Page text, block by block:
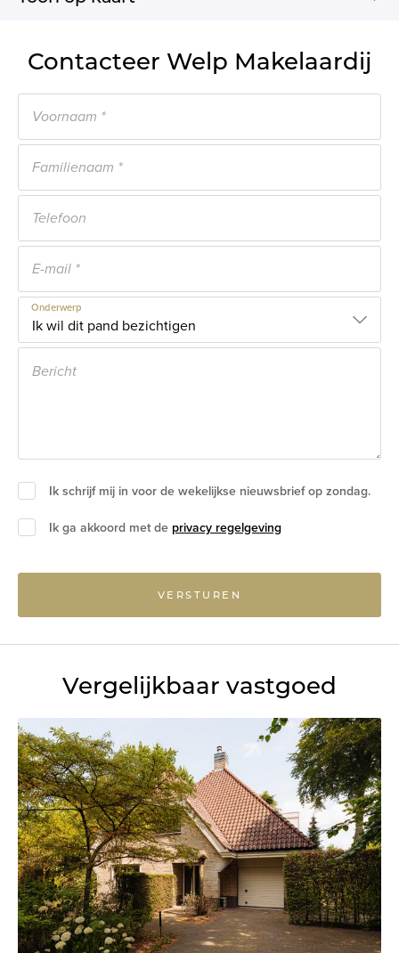
Contacteer Welp Makelaardij
Onderwerp
Ik schrijf mij in voor de wekelijkse nieuwsbrief op zondag.
Ik ga akkoord met de privacy regelgeving
VERSTUREN
Vergelijkbaar vastgoed